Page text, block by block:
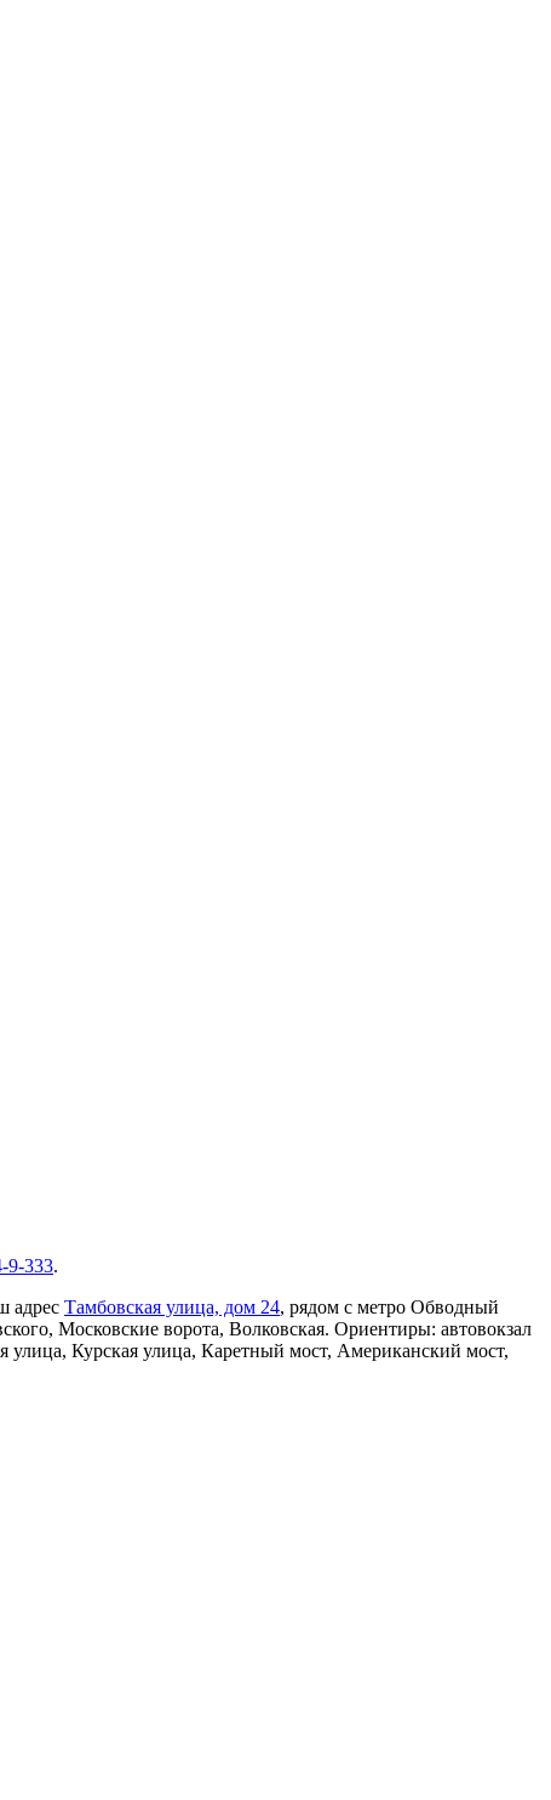
9-333.
адрес Тамбовская улица, дом 24, рядом с метро Обводный
Московские ворота, Волковская. Ориентиры: автовокзал
Курская улица, Каретный мост, Американский мост,